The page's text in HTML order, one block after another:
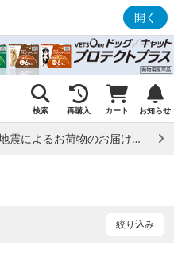
開く
検索 再購入 カート お知らせ
熊本県熊本地方で発生した地震によるお荷物のお届け状況について （7/28）
絞り込み